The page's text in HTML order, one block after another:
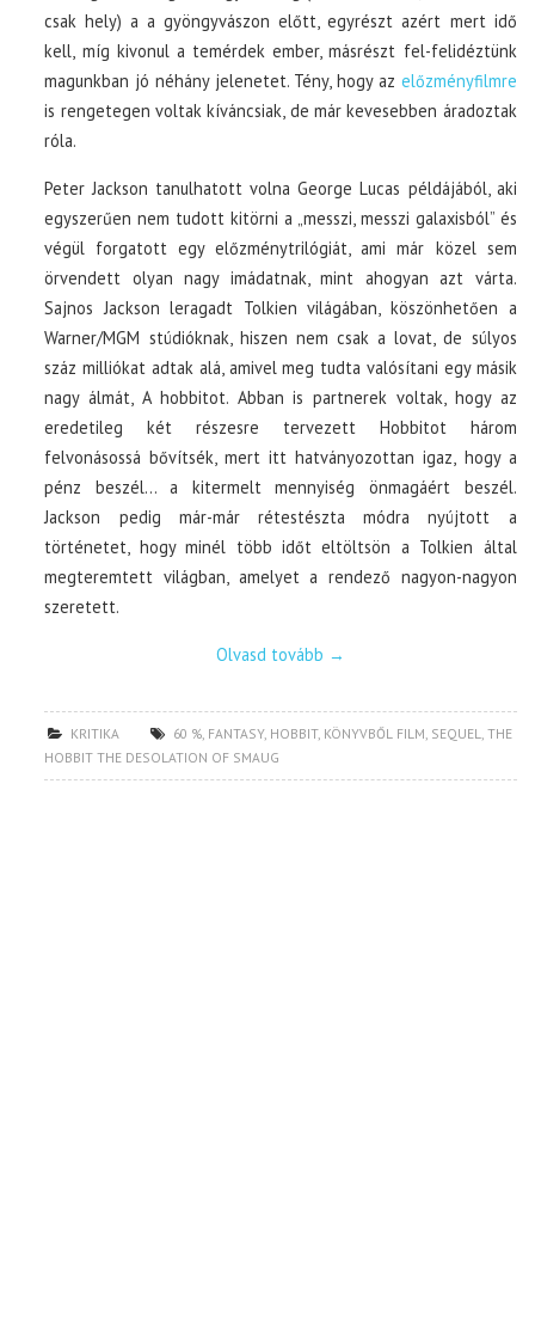
csak hely) a a gyöngyvászon előtt, egyrészt azért mert idő
kell, míg kivonul a temérdek ember, másrészt fel-felidéztünk
magunkban jó néhány jelenetet. Tény, hogy az előzményfilmre
is rengetegen voltak kíváncsiak, de már kevesebben áradoztak
róla.
Peter Jackson tanulhatott volna George Lucas példájából, aki
egyszerűen nem tudott kitörni a „messzi, messzi galaxisból” és
végül forgatott egy előzménytrilógiát, ami már közel sem
örvendett olyan nagy imádatnak, mint ahogyan azt várta.
Sajnos Jackson leragadt Tolkien világában, köszönhetően a
Warner/MGM stúdióknak, hiszen nem csak a lovat, de súlyos
száz milliókat adtak alá, amivel meg tudta valósítani egy másik
nagy álmát, A hobbitot. Abban is partnerek voltak, hogy az
eredetileg két részesre tervezett Hobbitot három
felvonásossá bővítsék, mert itt hatványozottan igaz, hogy a
pénz beszél… a kitermelt mennyiség önmagáért beszél.
Jackson pedig már-már rétestészta módra nyújtott a
történetet, hogy minél több időt eltöltsön a Tolkien által
megteremtett világban, amelyet a rendező nagyon-nagyon
szeretett.
Olvasd tovább →
KRITIKA 60 % FANTASY, HOBBIT, KÖNYVBŐL FILM SEQUEL ,THE
HOBBIT THE DESOLATION OF SMAUG